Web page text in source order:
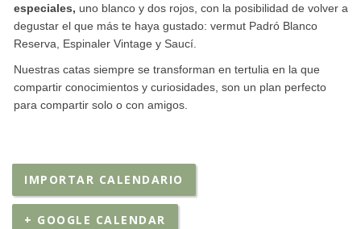
especiales, uno blanco y dos rojos, con la posibilidad de volver a
degustar el que más te haya gustado: vermut Padró Blanco
Reserva, Espinaler Vintage y Saucí.
Nuestras catas siempre se transforman en tertulia en la que
compartir conocimientos y curiosidades, son un plan perfecto
para compartir solo o con amigos.
IMPORTAR CALENDARIO
+ GOOGLE CALENDAR